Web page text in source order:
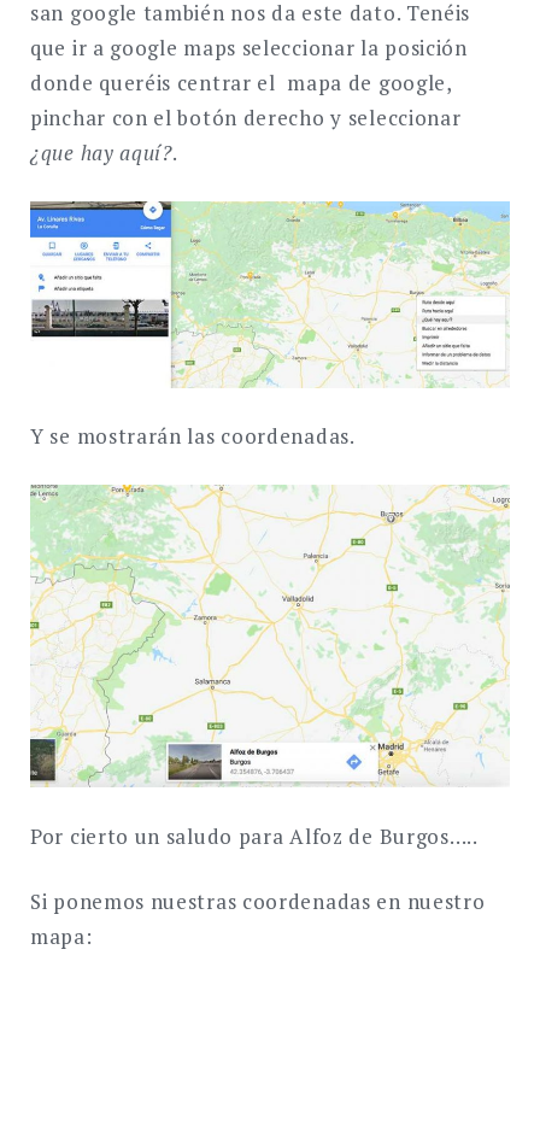
san google también nos da este dato. Tenéis
que ir a google maps seleccionar la posición
donde queréis centrar el mapa de google,
pinchar con el botón derecho y seleccionar
¿que hay aquí?.
Y se mostrarán las coordenadas.
Por cierto un saludo para Alfoz de Burgos…..
Si ponemos nuestras coordenadas en nuestro
mapa: